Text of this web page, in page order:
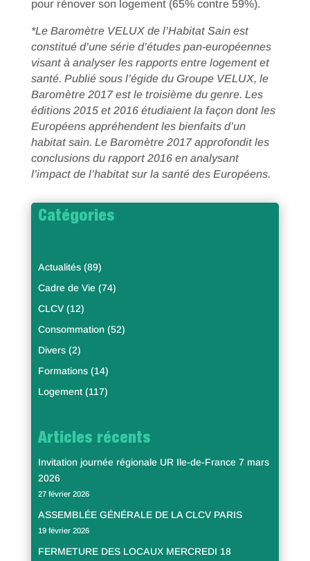
pour rénover son logement (65% contre 59%).
*Le Baromètre VELUX de l’Habitat Sain est
constitué d’une série d’études pan-européennes
visant à analyser les rapports entre logement et
santé. Publié sous l’égide du Groupe VELUX, le
Baromètre 2017 est le troisième du genre. Les
éditions 2015 et 2016 étudiaient la façon dont les
Européens appréhendent les bienfaits d’un
habitat sain. Le Baromètre 2017 approfondit les
conclusions du rapport 2016 en analysant
l’impact de l’habitat sur la santé des Européens.
Catégories
Actualités(89)
Cadre de Vie(74)
CLCV(12)
Consommation(52)
Divers(2)
Formations(14)
Logement(117)
Articles récents
Invitation journée régionale UR Ile-de-France 7 mars
2026
27 février 2026
ASSEMBLÉE GÉNÉRALE DE LA CLCV PARIS
19 février 2026
FERMETURE DES LOCAUX MERCREDI 18